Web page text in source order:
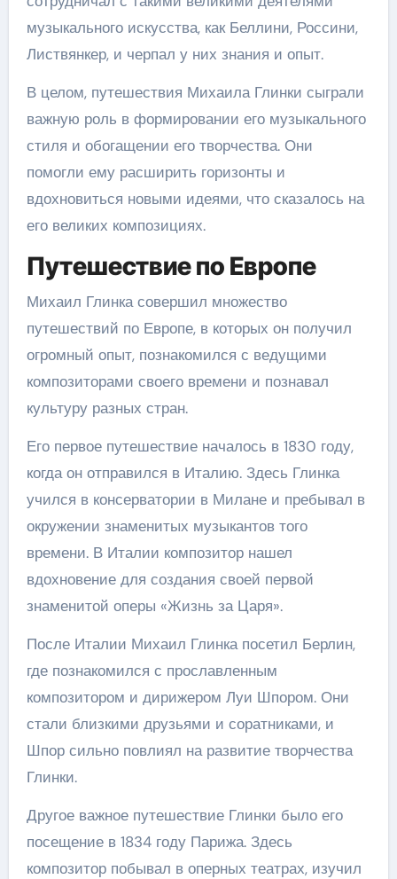
музыкального искусства, как Беллини, Россини,
Листвянкер, и черпал у них знания и опыт.
В целом, путешествия Михаила Глинки сыграли
важную роль в формировании его музыкального
стиля и обогащении его творчества. Они
помогли ему расширить горизонты и
вдохновиться новыми идеями, что сказалось на
его великих композициях.
Путешествие по Европе
Михаил Глинка совершил множество
путешествий по Европе, в которых он получил
огромный опыт, познакомился с ведущими
композиторами своего времени и познавал
культуру разных стран.
Его первое путешествие началось в 1830 году,
когда он отправился в Италию. Здесь Глинка
учился в консерватории в Милане и пребывал в
окружении знаменитых музыкантов того
времени. В Италии композитор нашел
вдохновение для создания своей первой
знаменитой оперы «Жизнь за Царя».
После Италии Михаил Глинка посетил Берлин,
где познакомился с прославленным
композитором и дирижером Луи Шпором. Они
стали близкими друзьями и соратниками, и
Шпор сильно повлиял на развитие творчества
Глинки.
Другое важное путешествие Глинки было его
посещение в 1834 году Парижа. Здесь
композитор побывал в оперных театрах, изучил